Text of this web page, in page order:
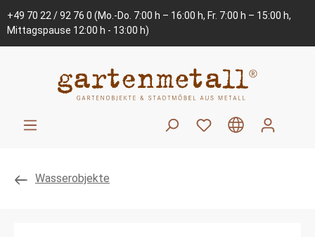
+49 70 22 / 92 76 0 (Mo.-Do. 7:00 h – 16:00 h, Fr. 7:00 h – 15:00 h,
Mittagspause 12:00 h - 13:00 h)
Wasserobjekte